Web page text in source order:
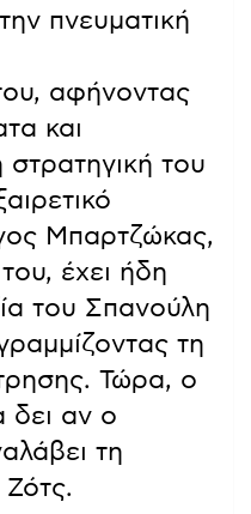
πνευματική
αφήνοντας
και
στρατηγική του
Μπαρτζώκας,
έχει ήδη
του Σπανούλη
τη
Τώρα, ο
δει αν ο
τη